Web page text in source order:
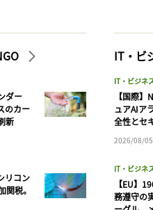
ダー
のカー
新
リコン
関税。
IT・ビ
IT・ビジネ
【国際
ュアAIア
全性とセ
2026/08/05
IT・ビジネ
【EU】
務遵守の